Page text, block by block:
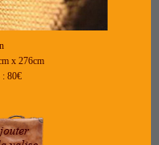
x 276cm
80€